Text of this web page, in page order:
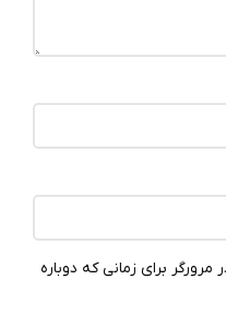
برای زمانی که دوباره